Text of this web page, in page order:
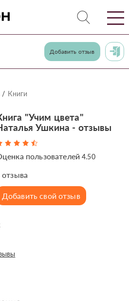
Добавить отзыв
Книги
"Учим цвета"
Ушкина - отзывы
пользователей4.50
отзыва
Добавить свой отзыв